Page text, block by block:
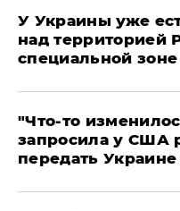
У Украины уже
над территорией
специальной
​"Что-то
запросила у США
передать Украине